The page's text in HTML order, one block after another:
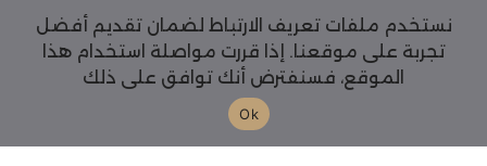
نستخدم ملفات تعريف الارتباط لضمان تقديم أفضل
تجربة على موقعنا. إذا قررت مواصلة استخدام هذا
الموقع، فسنفترض أنك توافق على ذلك
Ok